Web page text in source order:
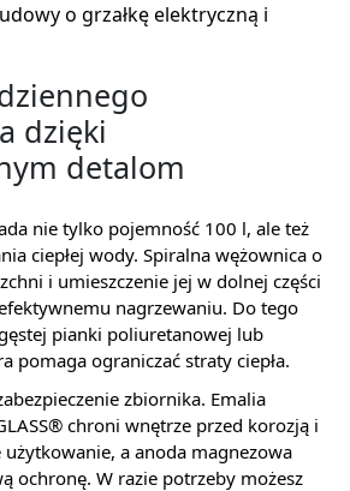
o grzałkę elektryczną i
dzięki
detalom
nie tylko pojemność 100 l, ale też
ciepłej wody. Spiralna wężownica o
i umieszczenie jej w dolnej części
nagrzewaniu. Do tego
pianki poliuretanowej lub
pomaga ograniczać straty ciepła.
zbiornika. Emalia
chroni wnętrze przed korozją i
a anoda magnezowa
ochronę. W razie potrzeby możesz